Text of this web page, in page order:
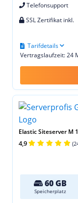
Telefonsupport
SSL Zertifikat inkl.
Vertragslaufzeit: 24
Tarifdetails
Elastic Siteserver M
4,9
60 GB
Speicherplatz